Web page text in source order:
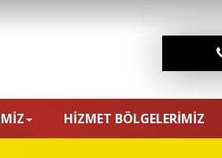
HİZMET BÖLGELERİMİZ